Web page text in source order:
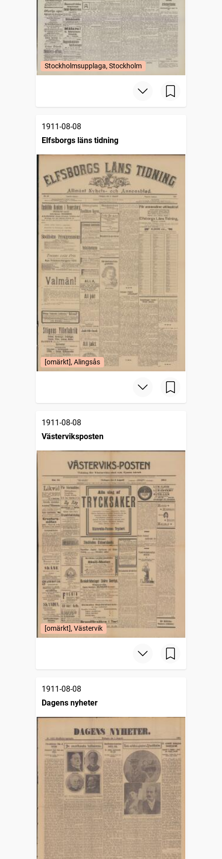
Stockholmsupplaga, Stockholm
1911-08-08
Elfsborgs läns tidning
[omärkt], Alingsås
1911-08-08
Västerviksposten
[omärkt], Västervik
1911-08-08
Dagens nyheter